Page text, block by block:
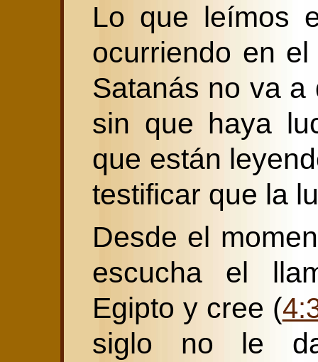
Lo que leímos
ocurriendo en
Satanás no va
sin que haya
que están
testificar que la
Desde el
escucha el
Egipto y cree (
siglo no le